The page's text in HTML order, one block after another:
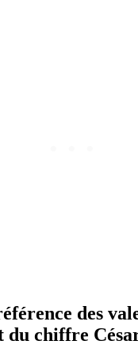
des
du chiffre